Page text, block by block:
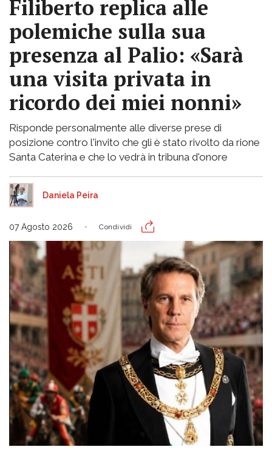
Filiberto replica alle
polemiche sulla sua
presenza al Palio: «Sarà
una visita privata in
ricordo dei miei nonni»
Risponde personalmente alle diverse prese di
posizione contro l'invito che gli è stato rivolto da rione
Santa Caterina e che lo vedrà in tribuna d'onore
Daniela Peira
07 Agosto 2026 Condividi